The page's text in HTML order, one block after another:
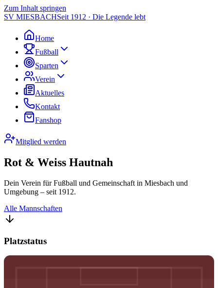
Zum Inhalt springen
SV MIESBACHSeit 1912 · Die Legende lebt
Home
Fußball
Sparten
Verein
Aktuelles
Kontakt
Fanshop
Mitglied werden
Rot & Weiss Hautnah
Dein Verein für Fußball und Gemeinschaft in Miesbach und
Umgebung – seit 1912.
Alle Mannschaften
Platzstatus